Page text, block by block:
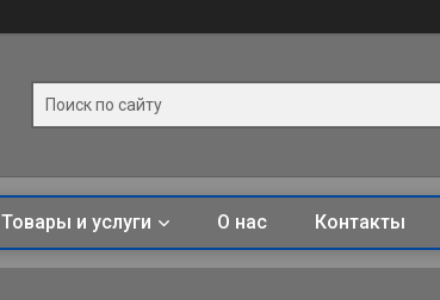
Товары и услуги О нас Контакты